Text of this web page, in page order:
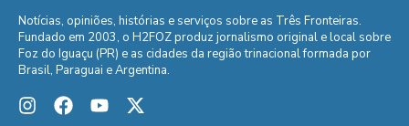
Notícias, opiniões, histórias e serviços sobre as Três Fronteiras.
Fundado em 2003, o H2FOZ produz jornalismo original e local sobre
Foz do Iguaçu (PR) e as cidades da região trinacional formada por
Brasil, Paraguai e Argentina.